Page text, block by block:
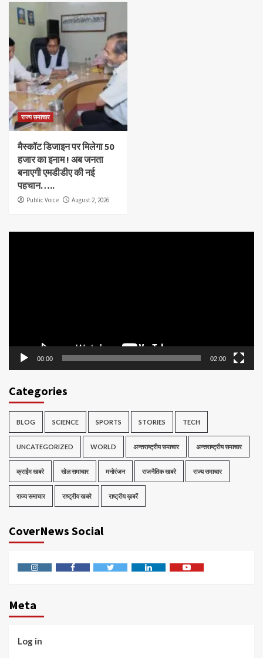
राज्य समाचार
मैस्कॉट डिजाइन पर मिलेगा 50
हजार का इनाम ! अब जनता
बनाएगी एमडीडीए की नई
पहचान…..
Public Voice August 2, 2026
00:00 02:00
Categories
BLOG SCIENCE SPORTS STORIES TECH
UNCATEGORIZED WORLD अन्तराष्ट्रीय समाचार अन्तराष्ट्रीय समाचार
क्राईम खबरे खेल समाचार मनोरंजन राजनैतिक खबरे राज्य समाचार
राज्य समाचार राष्ट्रीय खबरे राष्ट्रीय ख़बरें
CoverNews Social
Meta
Log in